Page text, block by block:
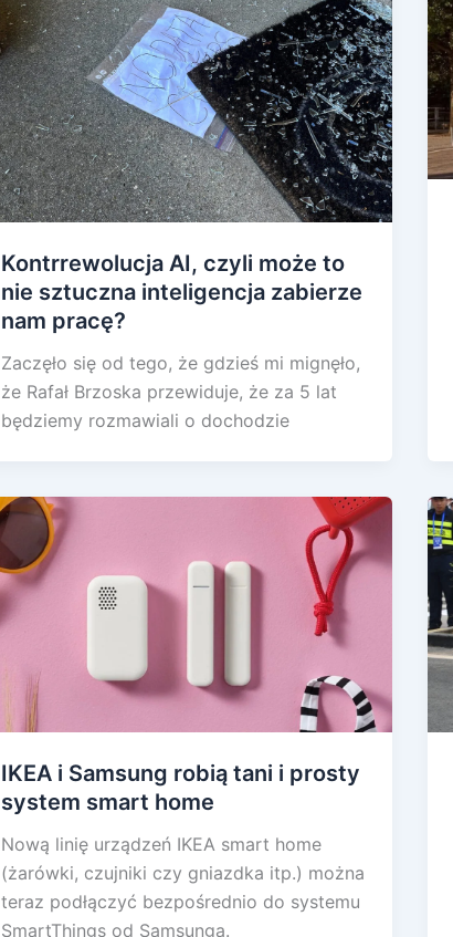
Kontrrewolucja AI, czyli może to
nie sztuczna inteligencja zabierze
nam pracę?
Zaczęło się od tego, że gdzieś mi mignęło,
że Rafał Brzoska przewiduje, że za 5 lat
będziemy rozmawiali o dochodzie
IKEA i Samsung robią tani i prosty
system smart home
Nową linię urządzeń IKEA smart home
(żarówki, czujniki czy gniazdka itp.) można
teraz podłączyć bezpośrednio do systemu
SmartThings od Samsunga.